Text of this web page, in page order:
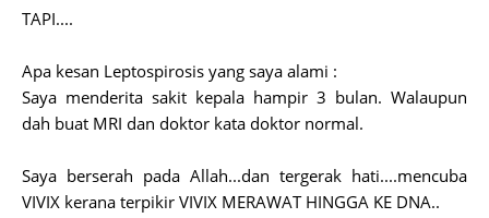
TAPI....
Apa kesan Leptospirosis yang saya alami :
Saya menderita sakit kepala hampir 3 bulan. Walaupun
dah buat MRI dan doktor kata doktor normal.
Saya berserah pada Allah...dan tergerak hati....mencuba
VIVIX kerana terpikir VIVIX MERAWAT HINGGA KE DNA..